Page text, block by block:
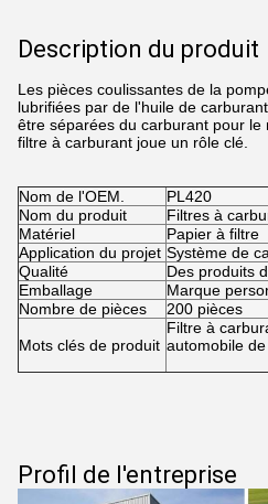
Description du produit
Les pièces coulissantes de la
lubrifiées par de l'huile de
être séparées du carburant pour
filtre à carburant joue un rôle clé.
Nom de l'OEM.
PL420
Nom du produit
Filtres à
Matériel
Papier à filtre
Application du projet Système de
Qualité
Des produits
Emballage
Marque
Nombre de pièces
200 pièces
Mots clés de produit
Filtre à
automobile
Profil de l'entreprise